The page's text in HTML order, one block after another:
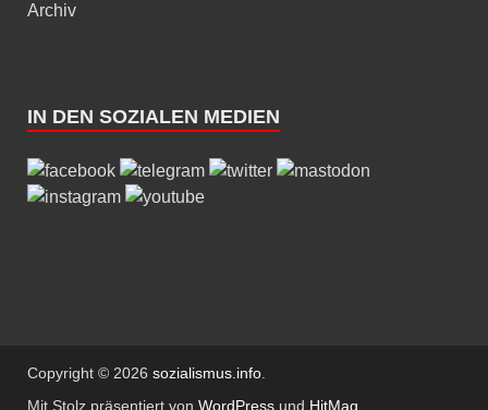
Archiv
IN DEN SOZIALEN MEDIEN
Copyright © 2026 sozialismus.info.
Mit Stolz präsentiert von WordPress und HitMag